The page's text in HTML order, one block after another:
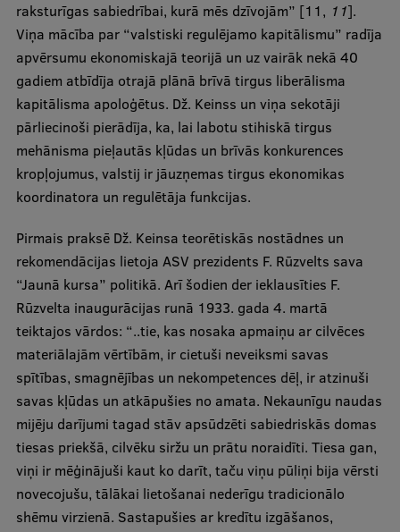
raksturīgas sabiedrībai, kurā mēs dzīvojām” [11, 11].
Viņa mācība par “valstiski regulējamo kapitālismu” radīja
apvērsumu ekonomiskajā teorijā un uz vairāk nekā 40
gadiem atbīdīja otrajā plānā brīvā tirgus liberālisma
kapitālisma apoloģētus. Dž. Keinss un viņa sekotāji
pārliecinoši pierādīja, ka, lai labotu stihiskā tirgus
mehānisma pieļautās kļūdas un brīvās konkurences
kropļojumus, valstij ir jāuzņemas tirgus ekonomikas
koordinatora un regulētāja funkcijas.
Pirmais praksē Dž. Keinsa teorētiskās nostādnes un
rekomendācijas lietoja ASV prezidents F. Rūzvelts sava
“Jaunā kursa” politikā. Arī šodien der ieklausīties F.
Rūzvelta inaugurācijas runā 1933. gada 4. martā
teiktajos vārdos: “..tie, kas nosaka apmaiņu ar cilvēces
materiālajām vērtībām, ir cietuši neveiksmi savas
spītības, smagnējības un nekompetences dēļ, ir atzinuši
savas kļūdas un atkāpušies no amata. Nekaunīgu naudas
mijēju darījumi tagad stāv apsūdzēti sabiedriskās domas
tiesas priekšā, cilvēku siržu un prātu noraidīti. Tiesa gan,
viņi ir mēģinājuši kaut ko darīt, taču viņu pūliņi bija vērsti
novecojušu, tālākai lietošanai nederīgu tradicionālo
shēmu virzienā. Sastapušies ar kredītu izgāšanos,